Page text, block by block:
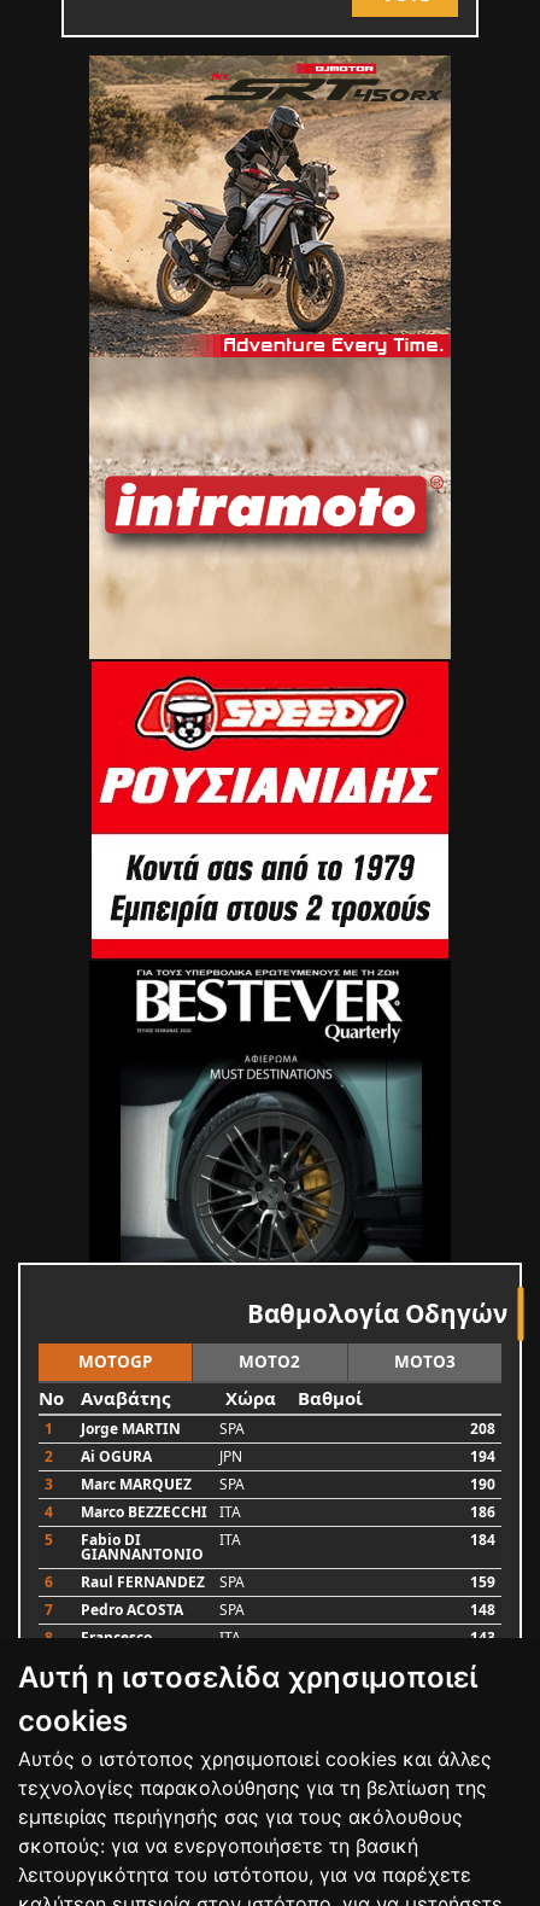
Αυτή η ιστοσελίδα χρησιμοποιεί
cookies
Αυτός ο ιστότοπος χρησιμοποιεί cookies και άλλες
τεχνολογίες παρακολούθησης για τη βελτίωση της
εμπειρίας περιήγησής σας για τους ακόλουθους
σκοπούς: για να ενεργοποιήσετε τη βασική
λειτουργικότητα του ιστότοπου, για να παρέχετε
Βαθμολογία Οδηγών
MOTOGP MOTO2 MOTO3
No Αναβάτης Χώρα Βαθμοί
1 Jorge MARTIN SPA
208
2
Ai OGURA JPN
194
3
Marc MARQUEZ SPA
190
4
Marco BEZZECCHI ITA
186
5
Fabio DI
GIANNANTONIO
ITA 184
6 Raul FERNANDEZ SPA
159
7
Pedro ACOSTA SPA
148
8
Francesco ITA 143
9 Alex MARQUEZ SPA
Luca MARINI
Bαθμολογία